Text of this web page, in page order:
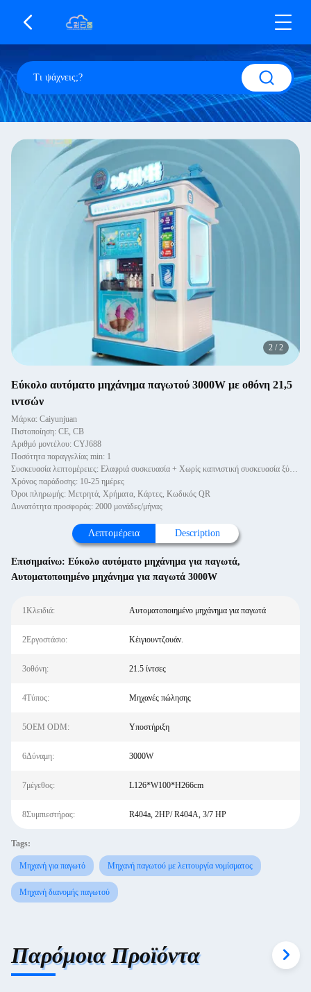
2 /2
Εύκολο αυτόματο μηχάνημα παγωτού 3000W με οθόνη 21,5
ιντσών
Μάρκα: Caiyunjuan
Πιστοποίηση: CE, CB
Αριθμό μοντέλου: CYJ688
Ποσότητα παραγγελίας min: 1
Συσκευασία λεπτομέρειες: Ελαφριά συσκευασία + Χωρίς καπνιστική συσκευασία ξύλινα κουτιά
Χρόνος παράδοσης: 10-25 ημέρες
Όροι πληρωμής: Μετρητά, Χρήματα, Κάρτες, Κωδικός QR
Δυνατότητα προσφοράς: 2000 μονάδες/μήνας
Λεπτομέρεια Description
Επισημαίνω: Εύκολο αυτόματο μηχάνημα για παγωτά,
Αυτοματοποιημένο μηχάνημα για παγωτά 3000W
1Κλειδιά: Αυτοματοποιημένο μηχάνημα για παγωτά
2Εργοστάσιο: Κέιγιουντζουάν.
3οθόνη: 21.5 ίντσες
4Τύπος: Μηχανές πώλησης
5OEM ODM: Υποστήριξη
6Δύναμη: 3000W
7μέγεθος: L126*W100*H266cm
8Συμπιεστήρας: R404a, 2HP/ R404A, 3/7 HP
Tags:
Μηχανή για παγωτό Μηχανή παγωτού με λειτουργία νομίσματος
Μηχανή διανομής παγωτού
Παρόμοια Προϊόντα